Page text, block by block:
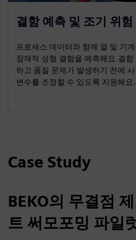
결함 예측 및 조기 위험
프로세스 데이터와 함께 열 및 기
잠재적 성형 결함을 예측해요.결함
하고 품질 문제가 발생하기 전에
변수를 조정할 수 있도록 지원해요.
Case Study
BEKO의 무결점
트 써모포밍 파일